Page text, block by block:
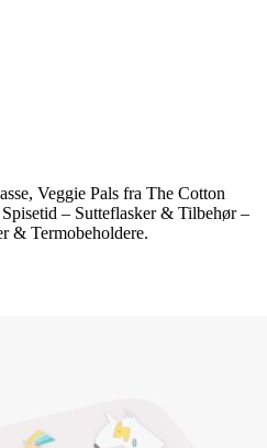
Veggie Pals fra The Cotton
– Sutteflasker & Tilbehør –
& Termobeholdere.